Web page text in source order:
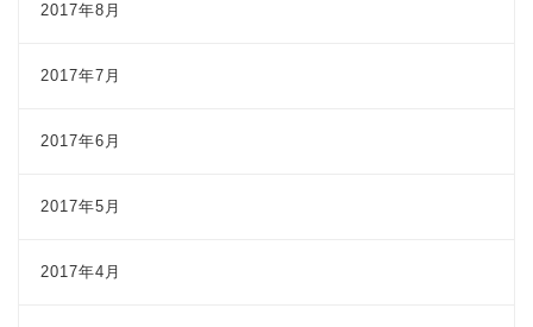
2017年8月
2017年7月
2017年6月
2017年5月
2017年4月